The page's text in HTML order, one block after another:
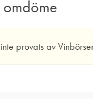
omdöme
provats av